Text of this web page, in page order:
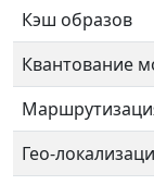
Кэш образов
Квантование
Гео-